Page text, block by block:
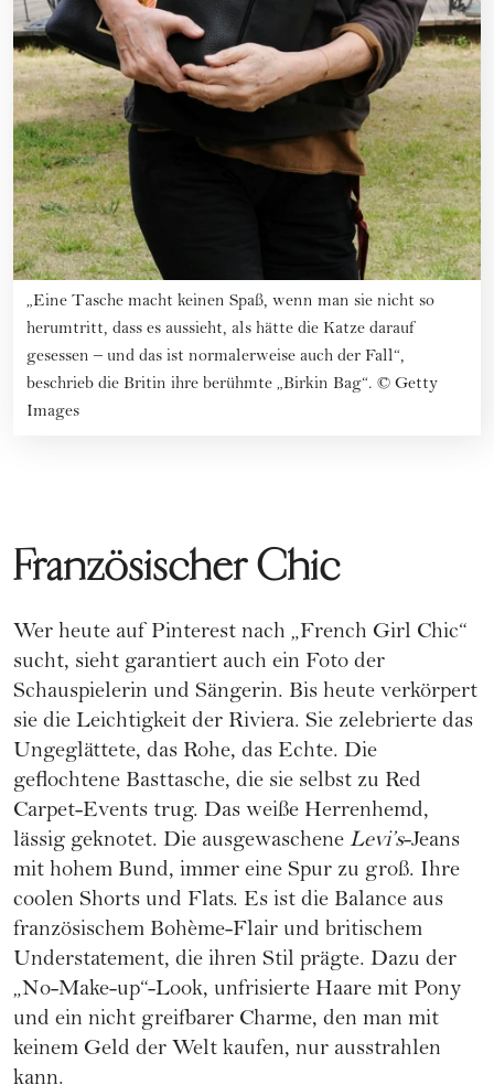
„Eine Tasche macht keinen Spaß, wenn man sie nicht so
herumtritt, dass es aussieht, als hätte die Katze darauf
gesessen – und das ist normalerweise auch der Fall“,
beschrieb die Britin ihre berühmte „Birkin Bag“. © Getty
Images
Französischer Chic
Wer heute auf Pinterest nach „French Girl Chic“
sucht, sieht garantiert auch ein Foto der
Schauspielerin und Sängerin. Bis heute verkörpert
sie die Leichtigkeit der Riviera. Sie zelebrierte das
Ungeglättete, das Rohe, das Echte. Die
geflochtene Basttasche, die sie selbst zu Red
Carpet-Events trug. Das weiße Herrenhemd,
lässig geknotet. Die ausgewaschene Levi’s-Jeans
mit hohem Bund, immer eine Spur zu groß. Ihre
coolen Shorts und Flats. Es ist die Balance aus
französischem Bohème-Flair und britischem
Understatement, die ihren Stil prägte. Dazu der
„No-Make-up“-Look, unfrisierte Haare mit Pony
und ein nicht greifbarer Charme, den man mit
keinem Geld der Welt kaufen, nur ausstrahlen
kann.